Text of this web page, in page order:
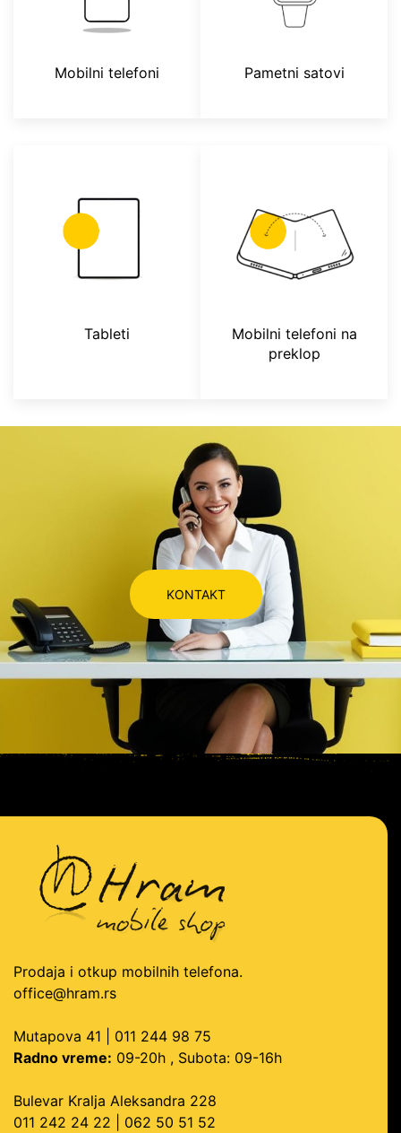
Mobilni telefoni Pametni satovi
Tableti
Mobilni telefoni na
preklop
KONTAKT
Prodaja i otkup mobilnih telefona.
office@hram.rs
Mutapova 41 | 011 244 98 75
Radno vreme: 09-20h , Subota: 09-16h
Bulevar Kralja Aleksandra 228
011 242 24 22 | 062 50 51 52